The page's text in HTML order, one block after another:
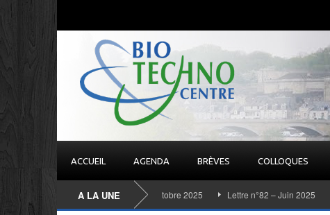
ACCUEIL AGENDA BRÈVES COLLOQUES
A LA UNE
Lettre n°83 – Octobre 2025 Lettre n°82 – Juin 2025